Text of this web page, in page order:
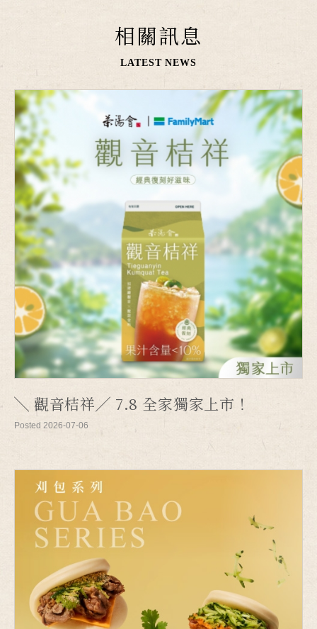
相關訊息
LATEST NEWS
╲ 觀音桔祥╱ 7.8 全家獨家上市！
Posted 2026-07-06